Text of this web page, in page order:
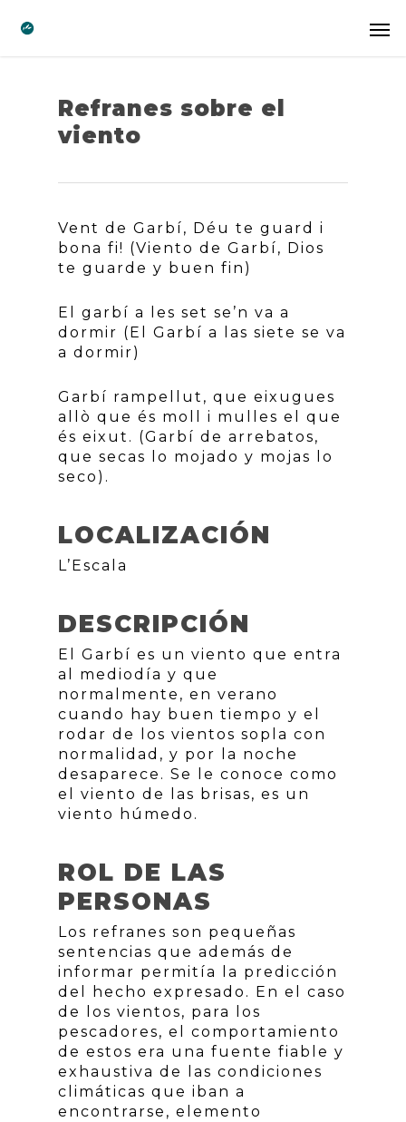
Refranes sobre el
viento
Vent de Garbí, Déu te guard i
bona fi! (Viento de Garbí, Dios
te guarde y buen fin)
El garbí a les set se’n va a
dormir (El Garbí a las siete se va
a dormir)
Garbí rampellut, que eixugues
allò que és moll i mulles el que
és eixut. (Garbí de arrebatos,
que secas lo mojado y mojas lo
seco).
LOCALIZACIÓN
L’Escala
DESCRIPCIÓN
El Garbí es un viento que entra
al mediodía y que
normalmente, en verano
cuando hay buen tiempo y el
rodar de los vientos sopla con
normalidad, y por la noche
desaparece. Se le conoce como
el viento de las brisas, es un
viento húmedo.
ROL DE LAS
PERSONAS
Los refranes son pequeñas
sentencias que además de
informar permitía la predicción
del hecho expresado. En el caso
de los vientos, para los
pescadores, el comportamiento
de estos era una fuente fiable y
exhaustiva de las condiciones
climáticas que iban a
encontrarse, elemento